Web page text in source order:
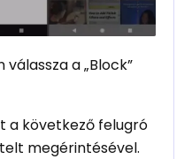
a „Block”
a következő felugró
megérintésével.